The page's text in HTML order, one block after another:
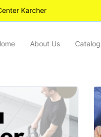
Karcher
About Us Catalog